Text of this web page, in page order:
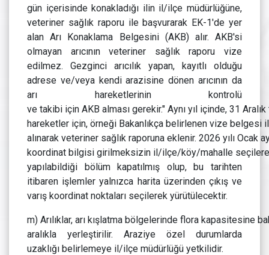
gün içerisinde konakladığı ilin il/ilçe müdürlüğüne,
veteriner sağlık raporu ile başvurarak EK-1'de yer
alan Arı Konaklama Belgesini (AKB) alır. AKB'si
olmayan arıcının veteriner sağlık raporu vize
edilmez. Gezginci arıcılık yapan, kayıtlı olduğu
adrese ve/veya kendi arazisine dönen arıcının da
arı hareketlerinin kontrolü
ve takibi için AKB alması gerekir." Aynı yıl içinde, 31
hareketler için, örneği Bakanlıkça belirlenen vize belgesi
alınarak veteriner sağlık raporuna eklenir. 2026 yılı Ocak
koordinat bilgisi girilmeksizin il/ilçe/köy/mahalle
yapılabildiği bölüm kapatılmış olup, bu tarihten
itibaren işlemler yalnızca harita üzerinden çıkış ve
varış koordinat noktaları seçilerek yürütülecektir.
m) Arılıklar, arı kışlatma bölgelerinde flora kapasitesine
aralıkla yerleştirilir. Araziye özel durumlarda
uzaklığı belirlemeye il/ilçe müdürlüğü yetkilidir.